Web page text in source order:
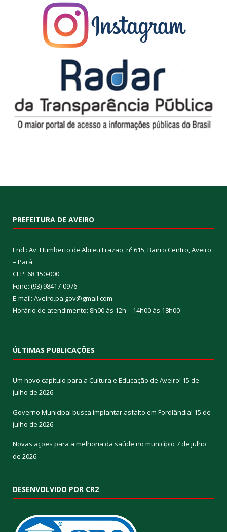
PREFEITURA DE AVEIRO
End.: Av. Humberto de Abreu Frazão, nº 615, Bairro Centro, Aveiro
– Pará
CEP: 68.150-000.
Fone: (93) 98417-0976
E-mail: Aveiro.pa.gov@gmail.com
Horário de atendimento: 8h00 às 12h – 14h00 às 18h00
ÚLTIMAS PUBLICAÇÕES
Um novo capítulo para a Cultura e Educação de Aveiro! 15 de
julho de 2026
Governo Municipal busca implantar asfalto em Fordlândia! 15 de
julho de 2026
Novas ações para a melhoria da saúde no município 7 de julho
de 2026
DESENVOLVIDO POR CR2